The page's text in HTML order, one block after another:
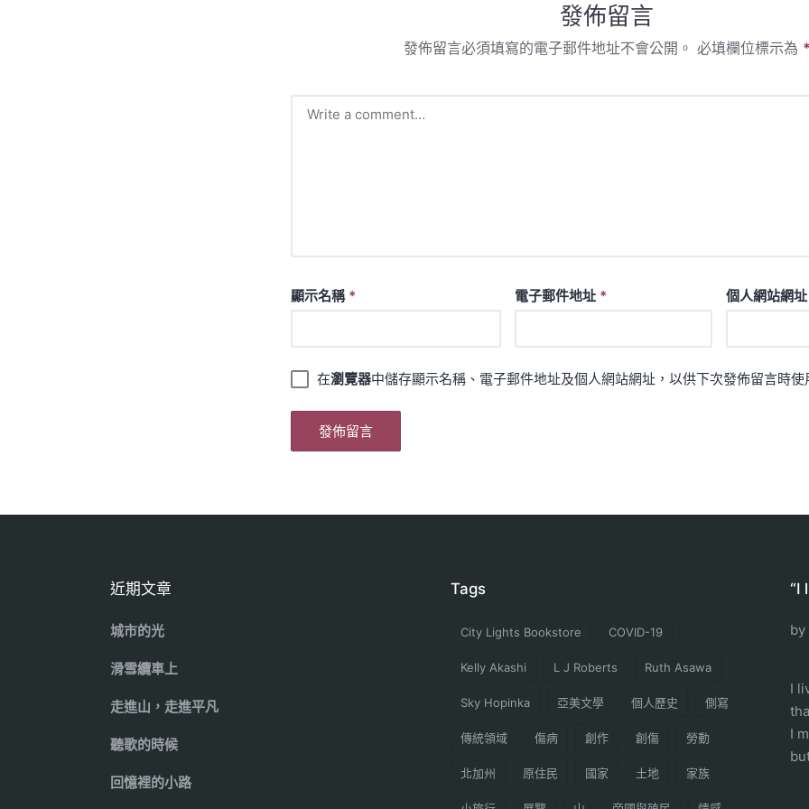
發佈留言
發佈留言必須填寫的電子郵件地址不會公開。 必填欄位標示為
顯示名稱 * 電子郵件地址 * 個人網站網址
在瀏覽器中儲存顯示名稱、電子郵件地址及個人網站網址，以供下次發佈留言時使
近期文章
城市的光
滑雪纜車上
走進山，走進平凡
聽歌的時候
回憶裡的小路
Tags
City Lights Bookstore COVID-19
Kelly Akashi L J Roberts Ruth Asawa
Sky Hopinka 亞美文學 個人歷史 側寫
傳統領域 傷病 創作 創傷 勞動
北加州 原住民 國家 土地 家族
“I
by
I
I